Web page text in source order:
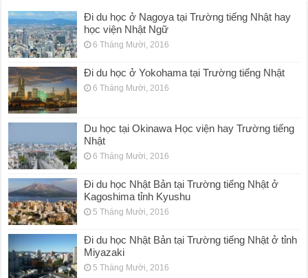
Đi du học ở Nagoya tại Trường tiếng Nhật hay
học viện Nhật Ngữ
6 Tháng Mười, 2016
Đi du học ở Yokohama tại Trường tiếng Nhật
6 Tháng Mười, 2016
Du học tại Okinawa Học viện hay Trường tiếng
Nhật
6 Tháng Mười, 2016
Đi du học Nhật Bản tại Trường tiếng Nhật ở
Kagoshima tỉnh Kyushu
5 Tháng Mười, 2016
Đi du học Nhật Bản tại Trường tiếng Nhật ở tỉnh
Miyazaki
5 Tháng Mười, 2016